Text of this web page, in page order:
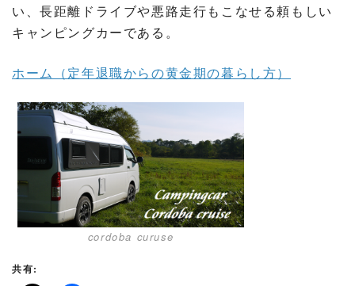
い、長距離ドライブや悪路走行もこなせる頼もしい
キャンピングカーである。
ホーム（定年退職からの黄金期の暮らし方）
cordoba curuse
共有: